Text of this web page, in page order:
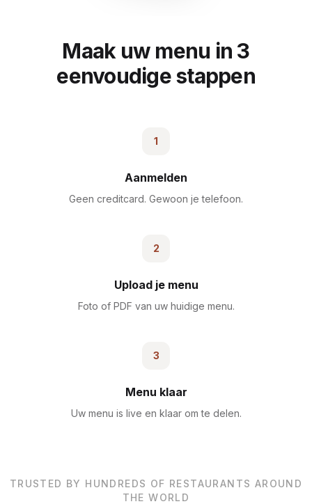
Maak uw menu in 3
eenvoudige stappen
1
Aanmelden
Geen creditcard. Gewoon je telefoon.
2
Upload je menu
Foto of PDF van uw huidige menu.
3
Menu klaar
Uw menu is live en klaar om te delen.
TRUSTED BY HUNDREDS OF RESTAURANTS AROUND
THE WORLD